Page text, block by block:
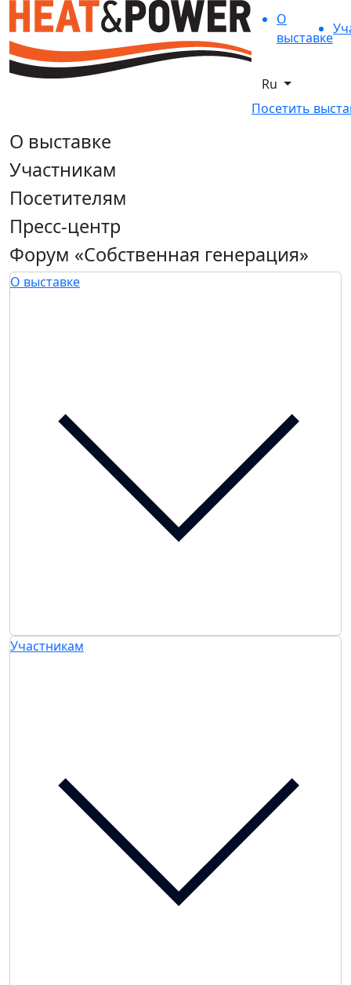
О
выставке
Ru
Посетить
О выставке
Участникам
Посетителям
Пресс-центр
Форум «Собственная генерация»
О выставке
Участникам